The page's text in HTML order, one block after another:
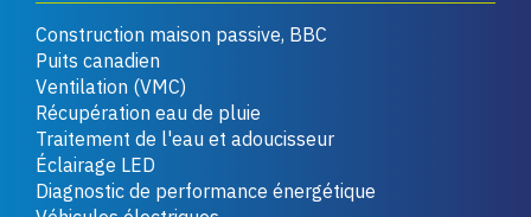
Construction maison passive, BBC
Puits canadien
Ventilation (VMC)
Récupération eau de pluie
Traitement de l'eau et adoucisseur
Éclairage LED
Diagnostic de performance énergétique